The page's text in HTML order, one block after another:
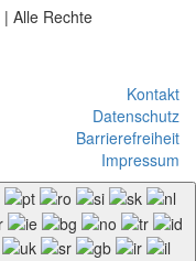
| Alle Rechte
Kontakt
Datenschutz
Barrierefreiheit
Impressum